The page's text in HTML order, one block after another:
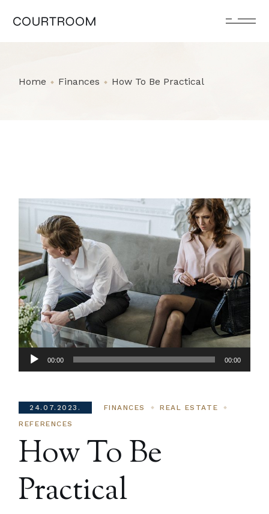
Home Finances How To Be Practical
Audio
Player
00:00 00:00
24.07.2023. FINANCES
REAL ESTATE
REFERENCES
How To Be
Practical